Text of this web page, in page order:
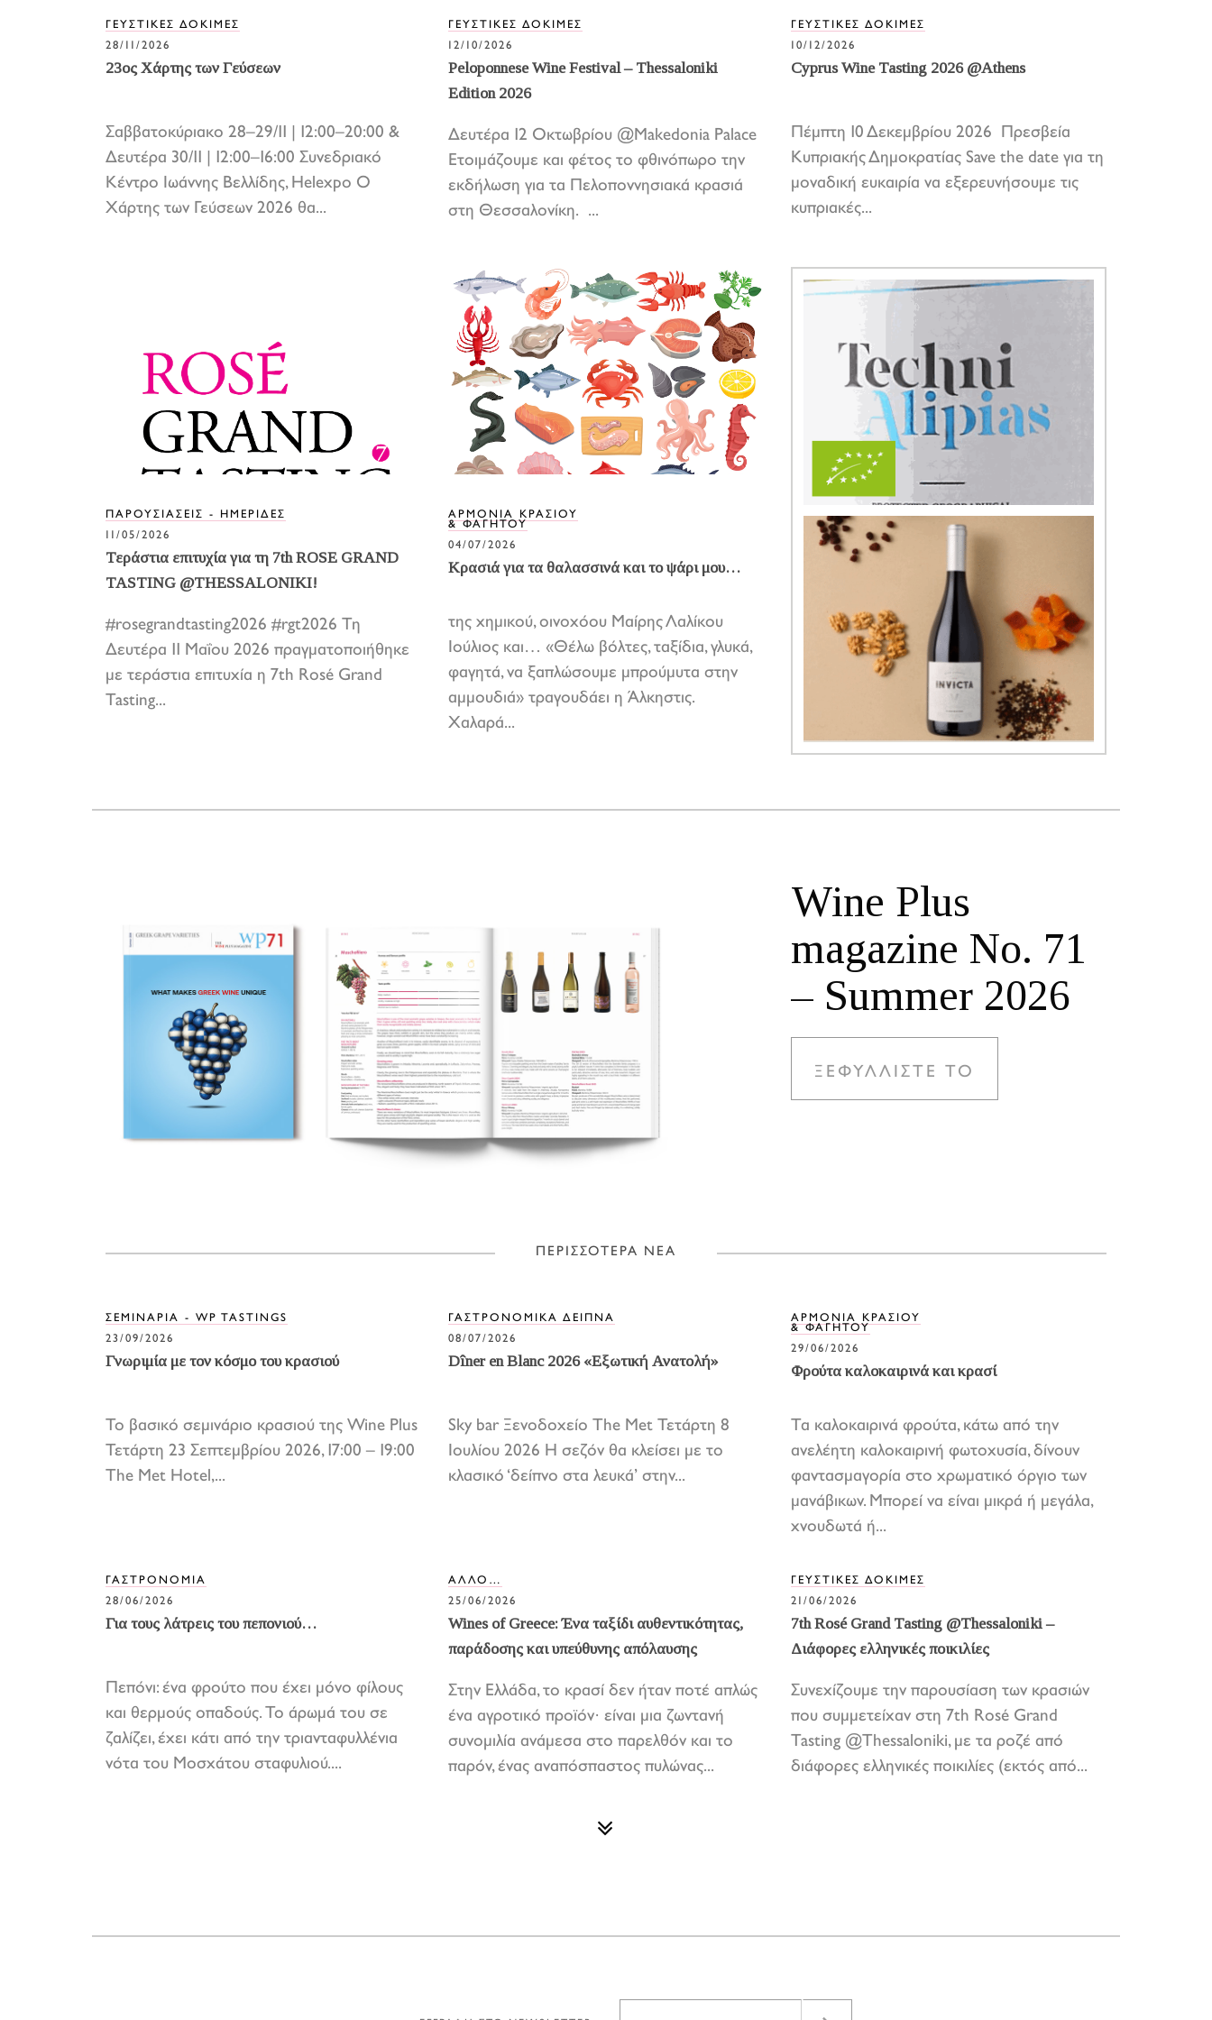
ΓΕΥΣΤΙΚΕΣ ΔΟΚΙΜΕΣ
28/11/2026
23ος Χάρτης των Γεύσεων
Σαββατοκύριακο 28–29/11 | 12:00–20:00 &
Δευτέρα 30/11 | 12:00–16:00 Συνεδριακό
Κέντρο Ιωάννης Βελλίδης, Helexpo Ο
Χάρτης των Γεύσεων 2026 θα...
ΓΕΥΣΤΙΚΕΣ ΔΟΚΙΜΕΣ
12/10/2026
Peloponnese Wine Festival – Thessaloniki
Edition 2026
Δευτέρα 12 Οκτωβρίου @Makedonia Palace
Eτοιμάζουμε και φέτος το φθινόπωρο την
εκδήλωση για τα Πελοποννησιακά κρασιά
στη Θεσσαλονίκη. ...
ΓΕΥΣΤΙΚΕΣ ΔΟΚΙΜΕΣ
10/12/2026
Cyprus Wine Tasting 2026 @Athens
Πέμπτη 10 Δεκεμβρίου 2026 Πρεσβεία
Κυπριακής Δημοκρατίας Save the date για τη
μοναδική ευκαιρία να εξερευνήσουμε τις
κυπριακές...
ΠΑΡΟΥΣΙΑΣΕΙΣ - ΗΜΕΡΙΔΕΣ
11/05/2026
Τεράστια επιτυχία για τη 7th ROSE GRAND
TASTING @THESSALONIKI!
#rosegrandtasting2026 #rgt2026 Τη
Δευτέρα 11 Μαΐου 2026 πραγματοποιήθηκε
με τεράστια επιτυχία η 7th Rosé Grand
Tasting...
ΑΡΜΟΝΙΑ ΚΡΑΣΙΟΥ
& ΦΑΓΗΤΟΥ
04/07/2026
Κρασιά για τα θαλασσινά και το ψάρι μου…
της χημικού, οινοχόου Μαίρης Λαλίκου
Ιούλιος και… «Θέλω βόλτες, ταξίδια, γλυκά,
φαγητά, να ξαπλώσουμε μπρούμυτα στην
αμμουδιά» τραγουδάει η Άλκηστις.
Χαλαρά...
Wine Plus
magazine No. 71
– Summer 2026
ΞΕΦΥΛΛΙΣΤΕ ΤΟ
ΠΕΡΙΣΣΟΤΕΡΑ ΝΕΑ
ΣΕΜΙΝΑΡΙΑ - WP TASTINGS
23/09/2026
Γνωριμία με τον κόσμο του κρασιού
Το βασικό σεμινάριο κρασιού της Wine Plus
Τετάρτη 23 Σεπτεμβρίου 2026, 17:00 – 19:00
The Met Hotel,...
ΓΑΣΤΡΟΝΟΜΙΚΑ ΔΕΙΠΝΑ
08/07/2026
Dîner en Blanc 2026 «Εξωτική Ανατολή»
Sky bar Ξενοδοχείο The Met Τετάρτη 8
Ιουλίου 2026 Η σεζόν θα κλείσει με το
κλασικό ‘δείπνο στα λευκά’ στην...
ΑΡΜΟΝΙΑ ΚΡΑΣΙΟΥ
& ΦΑΓΗΤΟΥ
29/06/2026
Φρούτα καλοκαιρινά και κρασί
Τα καλοκαιρινά φρούτα, κάτω από την
ανελέητη καλοκαιρινή φωτοχυσία, δίνουν
φαντασμαγορία στο χρωματικό όργιο των
μανάβικων. Μπορεί να είναι μικρά ή μεγάλα,
χνουδωτά ή...
ΓΑΣΤΡΟΝΟΜΙΑ
28/06/2026
Για τους λάτρεις του πεπονιού…
Πεπόνι: ένα φρούτο που έχει μόνο φίλους
και θερμούς οπαδούς. Το άρωμά του σε
ζαλίζει, έχει κάτι από την τριανταφυλλένια
νότα του Μοσχάτου σταφυλιού....
ΑΛΛΟ…
25/06/2026
Wines of Greece: Ένα ταξίδι αυθεντικότητας,
παράδοσης και υπεύθυνης απόλαυσης
Στην Ελλάδα, το κρασί δεν ήταν ποτέ απλώς
ένα αγροτικό προϊόν· είναι μια ζωντανή
συνομιλία ανάμεσα στο παρελθόν και το
παρόν, ένας αναπόσπαστος πυλώνας...
ΓΕΥΣΤΙΚΕΣ ΔΟΚΙΜΕΣ
21/06/2026
7th Rosé Grand Tasting @Thessaloniki –
Διάφορες ελληνικές ποικιλίες
Συνεχίζουμε την παρουσίαση των κρασιών
που συμμετείχαν στη 7th Rosé Grand
Tasting @Thessaloniki, με τα ροζέ από
διάφορες ελληνικές ποικιλίες (εκτός από...